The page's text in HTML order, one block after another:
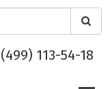
113-54-18